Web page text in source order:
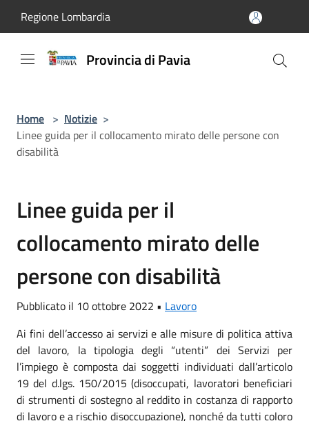
Regione Lombardia
Provincia di Pavia
Home > Notizie >
Linee guida per il collocamento mirato delle persone con
disabilità
Linee guida per il
collocamento mirato delle
persone con disabilità
Pubblicato il 10 ottobre 2022 • Lavoro
Ai fini dell’accesso ai servizi e alle misure di politica attiva
del lavoro, la tipologia degli “utenti” dei Servizi per
l’impiego è composta dai soggetti individuati dall’articolo
19 del d.lgs. 150/2015 (disoccupati, lavoratori beneficiari
di strumenti di sostegno al reddito in costanza di rapporto
di lavoro e a rischio disoccupazione), nonché da tutti coloro